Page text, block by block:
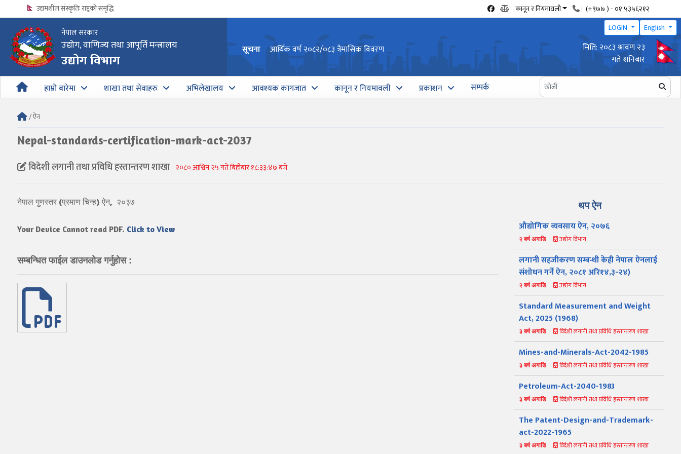
उद्यमशील संस्कृतिः राष्ट्रको समृद्धि कानून र नियमावली (+९७७ ) - ०१ ५३५६२१२
नेपाल सरकार
उद्योग, वाणिज्य तथा आपूर्ति मन्त्रालय
उद्योग विभाग
LOGIN English
सूचना
उद्योग विभागको अत्यन्त जरुरी सूचना आर्थिक वर्ष २०८२/०८३ त्रैमासिक विवरण वार्षिक उद्योग प्रगति प्रतिवेदन पेश गर्ने सम्बन्धी सूचना
मिति: २०८३ श्रावण २३
गते शनिबार
हाम्रो बारेमा शाखा तथा सेवाहरु अभिलेखालय आवश्यक कागजात कानून र नियमावली प्रकाशन सम्पर्क
/ ऐन
Nepal-standards-certification-mark-act-2037
विदेशी लगानी तथा प्रविधि हस्तान्तरण शाखा २०८० आश्विन २५ गते बिहीबार १८:३३:४७ बजे
नेपाल गुणस्तर (प्रमाण चिन्ह) ऐन, २०३७
Your Device Cannot read PDF. Click to View
सम्बन्धित फाईल डाउनलोड गर्नुहोस :
थप ऐन
औद्योगिक व्यवसाय ऐन, २०७६
२ बर्ष अगाडि उद्योग विभाग
लगानी सहजीकरण सम्बन्धी केही नेपाल ऐनलाई
संशोधन गर्ने ऐन, २०८१ अरि१४,३-२४)
२ बर्ष अगाडि उद्योग विभाग
Standard Measurement and Weight
Act, 2025 (1968)
३ बर्ष अगाडि विदेशी लगानी तथा प्रविधि हस्तान्तरण शाखा
Mines-and-Minerals-Act-2042-1985
३ बर्ष अगाडि विदेशी लगानी तथा प्रविधि हस्तान्तरण शाखा
Petroleum-Act-2040-1983
३ बर्ष अगाडि विदेशी लगानी तथा प्रविधि हस्तान्तरण शाखा
The Patent-Design-and-Trademark-
act-2022-1965
३ बर्ष अगाडि विदेशी लगानी तथा प्रविधि हस्तान्तरण शाखा